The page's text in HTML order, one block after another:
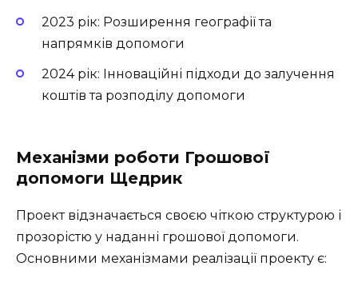
2023 рік: Розширення географії та
напрямків допомоги
2024 рік: Інноваційні підходи до залучення
коштів та розподілу допомоги
Механізми роботи Грошової
допомоги Щедрик
Проект відзначається своєю чіткою структурою і
прозорістю у наданні грошової допомоги.
Основними механізмами реалізації проекту є: